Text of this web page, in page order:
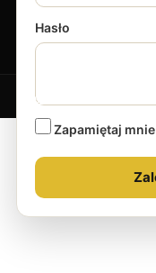
Hasło
Zapamiętaj mnie
Kontakt